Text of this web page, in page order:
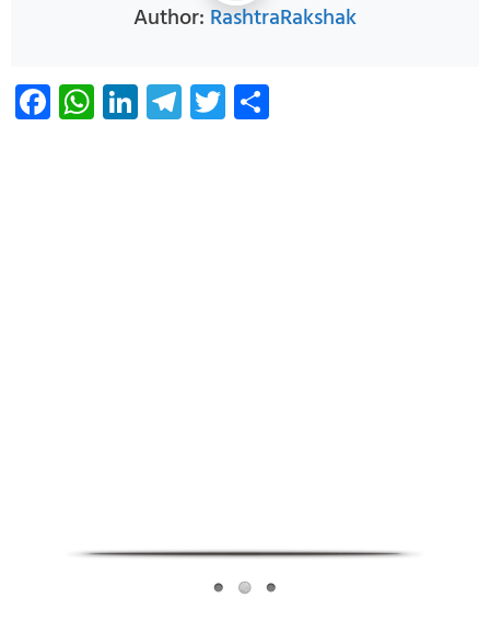
Author: RashtraRakshak
Facebook
WhatsApp
LinkedIn
Telegram
Twitter